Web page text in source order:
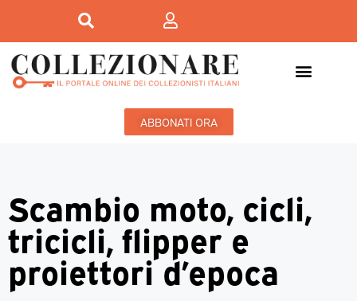
ABBONATI ORA
Scambio moto, cicli,
tricicli, flipper e
proiettori d’epoca